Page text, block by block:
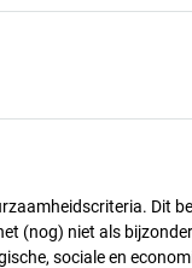
Dit
(nog) niet als
sociale en